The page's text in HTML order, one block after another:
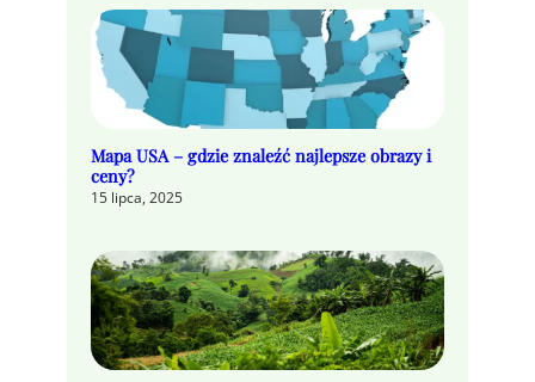
Mapa USA – gdzie znaleźć najlepsze obrazy i
ceny?
15 lipca, 2025